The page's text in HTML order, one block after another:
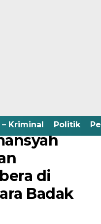
Kriminal Politik
di
Badak